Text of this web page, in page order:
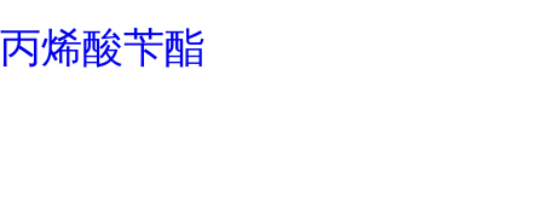
丙烯酸苄酯